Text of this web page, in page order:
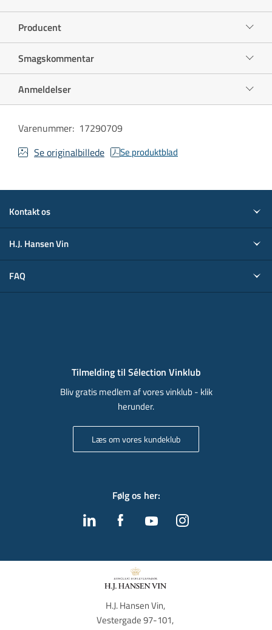
Producent
Smagskommentar
Anmeldelser
Varenummer: 17290709
Se originalbillede
Se produktblad
Kontakt os
H.J. Hansen Vin
FAQ
Tilmelding til Sélection Vinklub
Bliv gratis medlem af vores vinklub - klik
herunder.
Læs om vores kundeklub
Følg os her:
H.J. Hansen Vin,
Vestergade 97-101,